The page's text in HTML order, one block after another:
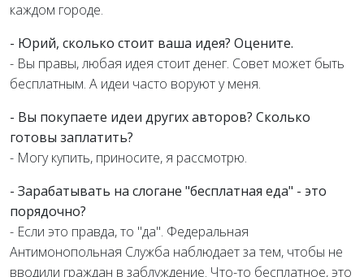
каждом городе.
- Юрий, сколько стоит ваша идея? Оцените.
- Вы правы, любая идея стоит денег. Совет может быть
бесплатным. А идеи часто воруют у меня.
- Вы покупаете идеи других авторов? Сколько
готовы заплатить?
- Могу купить, приносите, я рассмотрю.
- Зарабатывать на слогане "бесплатная еда" - это
порядочно?
- Если это правда, то "да". Федеральная
Антимонопольная Служба наблюдает за тем, чтобы не
вводили граждан в заблуждение. Что-то бесплатное, это